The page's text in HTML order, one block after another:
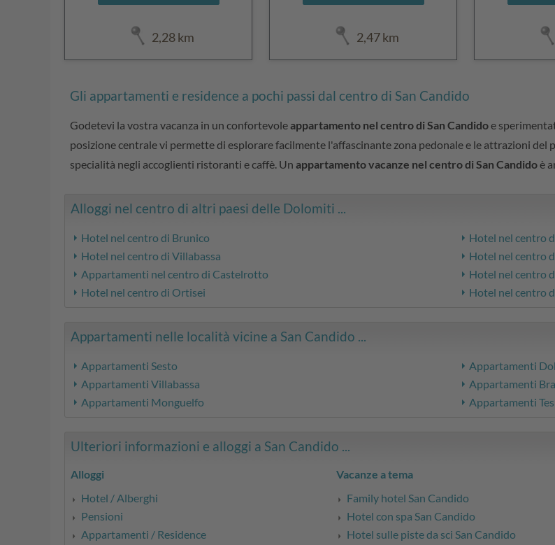
2,28 km 2,47 km
Gli appartamenti e residence a pochi passi dal centro di San Candido
Godetevi la vostra vacanza in un confortevole appartamento nel centro di San Candidoe
posizione centrale vi permette di esplorare facilmente l'affascinante zona pedonale e le attrazioni del
specialità negli accoglienti ristoranti e caffè. Un appartamento vacanze nel centro di San Candidoè
Alloggi nel centro di altri paesi delle Dolomiti ...
Hotel nel centro di Brunico
Hotel nel centro
Hotel nel centro di Villabassa
Hotel nel centro
Appartamenti nel centro di Castelrotto
Hotel nel centro
Hotel nel centro di Ortisei
Hotel nel centro
Appartamenti nelle località vicine a San Candido ...
Appartamenti Sesto
Appartamenti
Appartamenti Villabassa
Appartamenti
Appartamenti Monguelfo
Appartamenti
Ulteriori informazioni e alloggi a San Candido ...
Alloggi
Hotel / Alberghi
Pensioni
Appartamenti / Residence
Vacanze a tema
Family hotel San Candido
Hotel con spa San Candido
Hotel sulle piste da sci San Candido